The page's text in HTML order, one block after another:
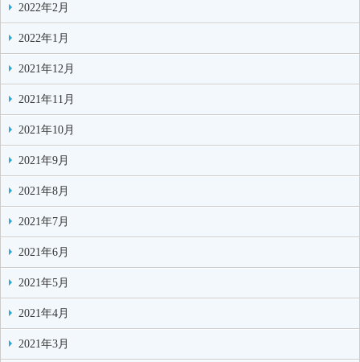
2022年2月
2022年1月
2021年12月
2021年11月
2021年10月
2021年9月
2021年8月
2021年7月
2021年6月
2021年5月
2021年4月
2021年3月